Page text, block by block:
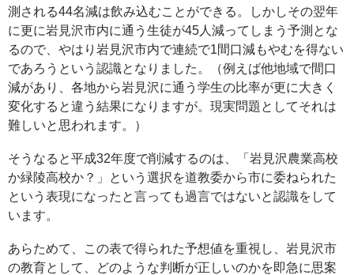
測される44名減は飲み込むことができる。しかしその翌年
に更に岩見沢市内に通う生徒が45人減ってしまう予測とな
るので、やはり岩見沢市内で連続で1間口減もやむを得ない
であろうという認識となりました。（例えば他地域で間口
減があり、各地から岩見沢に通う学生の比率が更に大きく
変化すると違う結果になりますが。現実問題としてそれは
難しいと思われます。）
そうなると平成32年度で削減するのは、「岩見沢農業高校
か緑陵高校か？」という選択を道教委から市に委ねられた
という表現になったと言っても過言ではないと認識をして
います。
あらためて、この表で得られた予想値を重視し、岩見沢市
の教育として、どのような判断が正しいのかを即急に思案